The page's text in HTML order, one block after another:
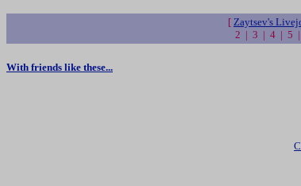
[ Zaytsev's
2 | 3 | 4 | 5
With friends like these...